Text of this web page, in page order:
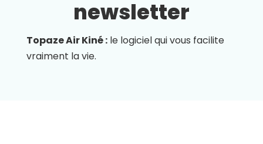
newsletter
Topaze Air Kiné : le logiciel qui vous facilite
vraiment la vie.